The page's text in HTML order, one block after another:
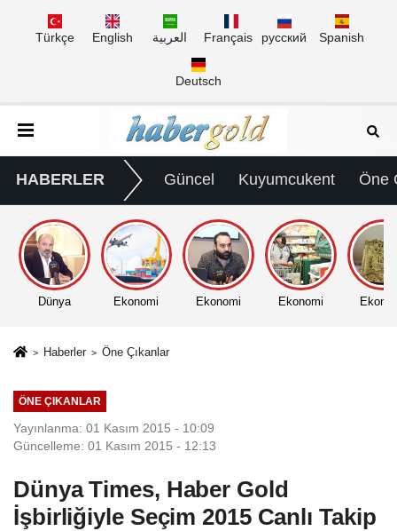
Türkçe English العربية Français русский Spanish
Deutsch
HABERLER Güncel Kuyumcukent Öne
Dünya Ekonomi Ekonomi Ekonomi
Haberler Öne Çıkanlar
ÖNE ÇIKANLAR
Yayınlanma: 01 Kasım 2015 - 10:09
Güncelleme: 01 Kasım 2015 - 12:13
Dünya Times, Haber Gold
İşbirliğiyle Seçim 2015 Canlı Takip